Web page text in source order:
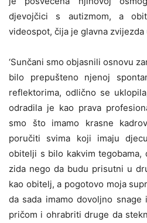
djevojčici s autizmom, a
videospot, čija je glavna zvijezda
‘Sunčani smo objasnili osnovu
bilo prepušteno njenoj
reflektorima, odlično se
odradila je kao prava
smo što imamo krasne
poručiti svima koji imaju
obitelji s bilo kakvim
zida nego da budu prisutni u
kao obitelj, a pogotovo moja
da sada imamo dovoljno
pričom i ohrabriti druge da